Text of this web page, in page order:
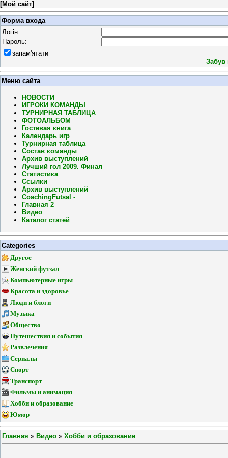
[Мой сайт]
Форма входа
Логін:
Пароль:
запам'ятати
Забув
Меню сайта
НОВОСТИ
ИГРОКИ КОМАНДЫ
ТУРНИРНАЯ ТАБЛИЦА
ФОТОАЛЬБОМ
Гостевая книга
Календарь игр
Турнирная таблица
Состав команды
Архив выступлений
Лучший гол 2009. Финал
Статистика
Ссылки
Архив выступлений
CoachingFutsal -
Главная 2
Видео
Каталог статей
Categories
Другое
Женский футзал
Компьютерные игры
Красота и здоровье
Люди и блоги
Музыка
Общество
Путешествия и события
Развлечения
Сериалы
Спорт
Транспорт
Фильмы и анимация
Хобби и образование
Юмор
Главная » Видео » Хобби и образование